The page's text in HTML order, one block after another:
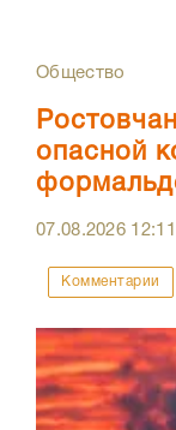
Общество
опасной
07.08.2026 12:11
Комментарии